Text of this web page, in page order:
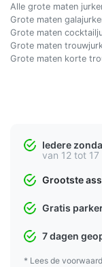
Alle grote maten
Grote maten
Grote maten
Grote maten
Grote maten korte
Iedere
van 12 tot 17
Grootste
Gratis
7 dagen
* Lees de